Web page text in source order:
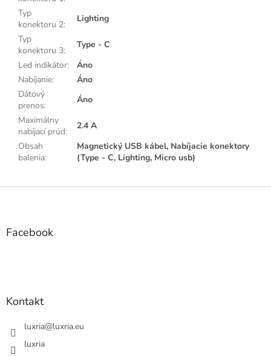
Typ
konektoru 2:
Lighting
Typ
konektoru 3:
Type - C
Led indikátor:
Áno
Nabíjanie:
Áno
Dátový
prenos:
Áno
Maximálny
nabíjací prúd:
2.4 A
Obsah
balenia:
Magnetický USB kábel, Nabíjacie konektory
(Type - C, Lighting, Micro usb)
Z
Facebook
Kontakt
luxria@luxria.eu
luxria